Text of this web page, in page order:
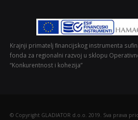
Krajnji primatelj ﬁnancijskog instrumenta
fonda za regionalni razvoj u sklopu
“Konkurentnost i kohezija”
© Copyright GLADIATOR d.o.o. 2019. Sva prava